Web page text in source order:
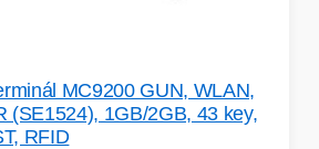
MC9200 GUN, WLAN,
(SE1524), 1GB/2GB, 43 key,
RFID